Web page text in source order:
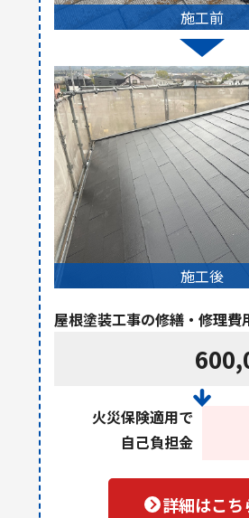
施工前
施工後
屋根塗装工事の修繕・修理費
火災保険適用で
自己負担金
詳細はこち